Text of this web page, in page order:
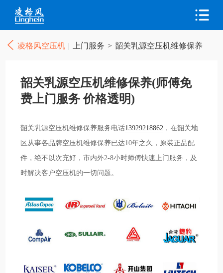
凌格风空压机 | 上门服务 > 韶关乳源空压机维修保养
韶关乳源空压机维修保养(师傅免
费上门服务 价格透明)
韶关乳源空压机维修保养服务电话13929218862 ，在韶关地
区从事各品牌空压机维修保养已达10年之久，原装正品配
件，绝不以次充好，市内外2-8小时师傅快速上门服务，及
时解决客户空压机的一切问题。